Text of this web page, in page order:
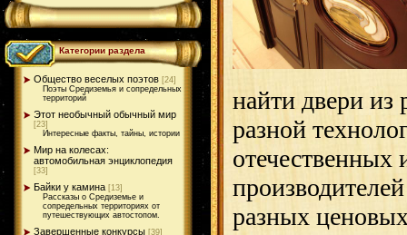
Категории раздела
Общество веселых поэтов [24]
Поэты Средиземья и сопредельных
территорий
Этот необычный обычный мир
[23]
Интересные факты, тайны, истории
Мир на колесах:
автомобильная энциклопедия
[33]
Байки у камина [13]
Рассказы о Средиземье и
сопредельных территориях от
путешествующих автостопом.
Завершенные конкурсы [39]
найти двери из
разной
отечественных
разных